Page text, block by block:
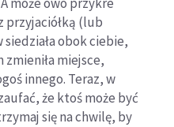
przyjaciółką (lub
obok ciebie,
zmieniła miejsce,
innego. Teraz, w
że ktoś może być
się na chwilę, by